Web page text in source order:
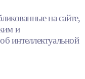
на сайте,
и
интеллектуальной